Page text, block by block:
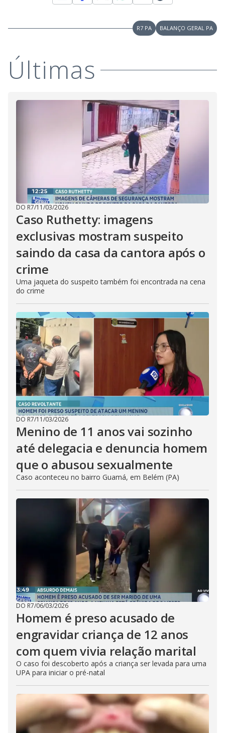
R7 PA BALANÇO GERAL PA
Últimas
DO R7/11/03/2026
Caso Ruthetty: imagens
exclusivas mostram suspeito
saindo da casa da cantora após o
crime
Uma jaqueta do suspeito também foi encontrada na cena
do crime
DO R7/11/03/2026
Menino de 11 anos vai sozinho
até delegacia e denuncia homem
que o abusou sexualmente
Caso aconteceu no bairro Guamá, em Belém (PA)
DO R7/06/03/2026
Homem é preso acusado de
engravidar criança de 12 anos
com quem vivia relação marital
O caso foi descoberto após a criança ser levada para uma
UPA para iniciar o pré-natal